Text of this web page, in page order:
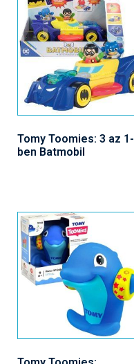
Tomy Toomies: 3 az 1-
ben Batmobil